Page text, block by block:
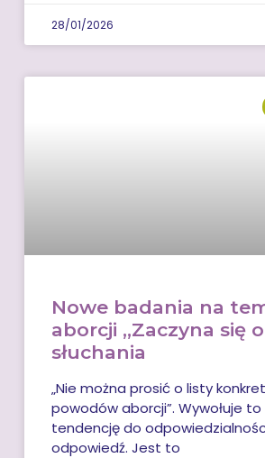
28/01/2026
Nowe badania na
aborcji „Zaczyna się
słuchania
„Nie można prosić o listy
powodów aborcji”. Wywołuje to
tendencję do
odpowiedź. Jest to